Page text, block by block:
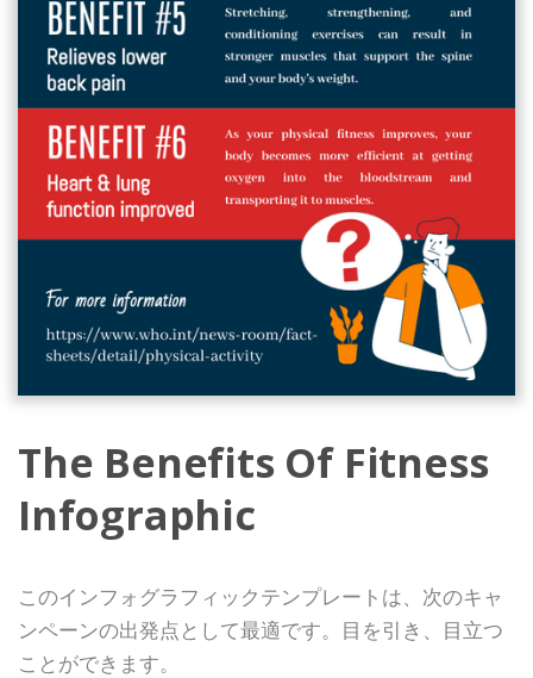
The Benefits Of Fitness
Infographic
このインフォグラフィックテンプレートは、次のキャ
ンペーンの出発点として最適です。目を引き、目立つ
ことができます。